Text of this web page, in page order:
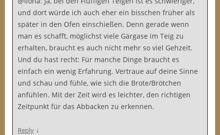
und dort würde ich auch eher ein bisschen früher als
später in den Ofen einschießen. Denn gerade wenn
man es schafft, möglichst viele Gärgase im Teig zu
erhalten, braucht es auch nicht mehr so viel Gehzeit.
Und du hast recht: Für manche Dinge braucht es
einfach ein wenig Erfahrung. Vertraue auf deine Sinne
und schau und fühle, wie sich die Brote/Brötchen
anfühlen. Mit der Zeit wird es leichter, den richtigen
Zeitpunkt für das Abbacken zu erkennen.
Reply ↓